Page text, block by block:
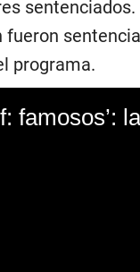
programa.